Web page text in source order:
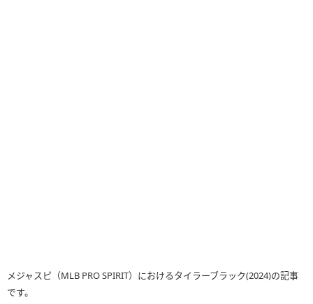
メジャスピ（MLB PRO SPIRIT）におけるタイラーブラック(2024)の記事
です。